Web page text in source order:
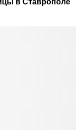
в Ставрополе